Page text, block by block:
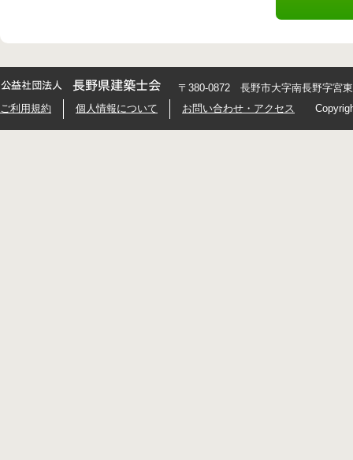
〒380-0872 長野市大字南長野字宮
ご利用規約
個人情報について お問い合わせ・アクセス